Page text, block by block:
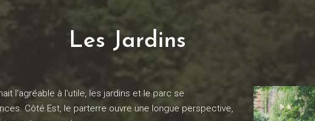
Les Jardins
l'agréable à l'utile, les jardins et le parc se
Côté Est, le parterre ouvre une longue perspective,